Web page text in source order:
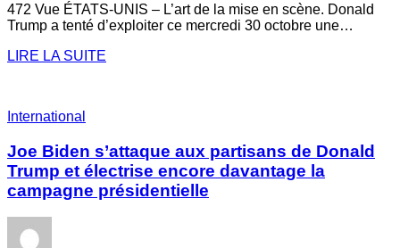
472 Vue ÉTATS-UNIS – L’art de la mise en scène. Donald
Trump a tenté d’exploiter ce mercredi 30 octobre une…
LIRE LA SUITE
International
Joe Biden s’attaque aux partisans de Donald
Trump et électrise encore davantage la
campagne présidentielle